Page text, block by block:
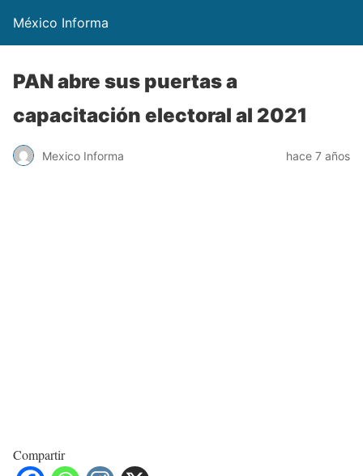
México Informa
PAN abre sus puertas a
capacitación electoral al 2021
Mexico Informa hace 7 años
Compartir